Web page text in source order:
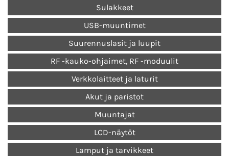
Sulakkeet
USB-muuntimet
Suurennuslasit ja luupit
RF -kauko-ohjaimet, RF -moduulit
Verkkolaitteet ja laturit
Akut ja paristot
Muuntajat
LCD-näytöt
Lamput ja tarvikkeet